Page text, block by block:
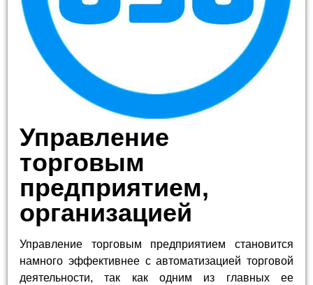
Управление
торговым
предприятием,
организацией
Управление торговым предприятием становится
намного эффективнее с автоматизацией торговой
деятельности, так как одним из главных ее